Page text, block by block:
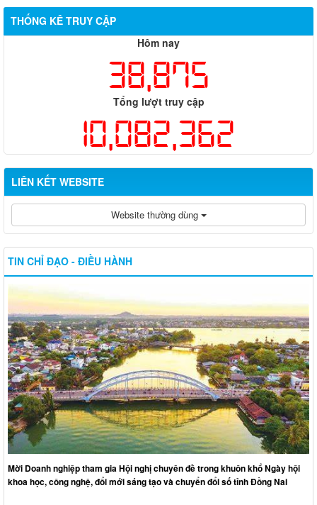
THỐNG KÊ TRUY CẬP
Hôm nay
38,875
Tổng lượt truy cập
10,082,362
LIÊN KẾT WEBSITE
Website thường dùng
TIN CHỈ ĐẠO - ĐIỀU HÀNH
Mời Doanh nghiệp tham gia Hội nghị chuyên đề trong khuôn khổ Ngày hội
khoa học, công nghệ, đổi mới sáng tạo và chuyển đổi số tỉnh Đồng Nai